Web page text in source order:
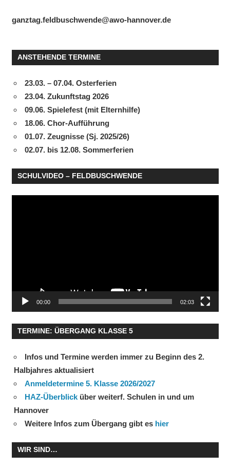
ganztag.feldbuschwende@awo-hannover.de
ANSTEHENDE TERMINE
23.03. – 07.04. Osterferien
23.04. Zukunftstag 2026
09.06. Spielefest (mit Elternhilfe)
18.06. Chor-Aufführung
01.07. Zeugnisse (Sj. 2025/26)
02.07. bis 12.08. Sommerferien
SCHULVIDEO – FELDBUSCHWENDE
00:00 02:03
TERMINE: ÜBERGANG KLASSE 5
Infos und Termine werden immer zu Beginn des 2.
Halbjahres aktualisiert
Anmeldetermine 5. Klasse 2026/2027
HAZ-Überblick über weiterf. Schulen in und um
Hannover
Weitere Infos zum Übergang gibt es hier
WIR SIND…